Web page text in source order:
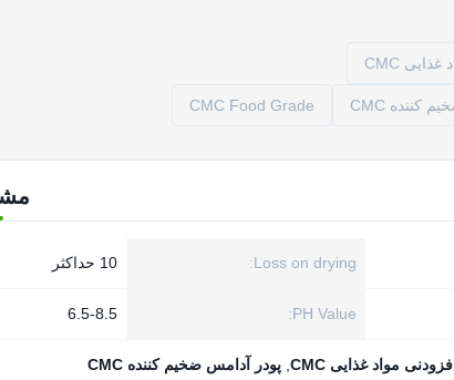
CMC Food Grade
Loss on drying: 10 حداکثر
PH Value:
6.5-8.5
افزودنی مواد غذایی CMC پودر آدامس ضخیم کننده CMC